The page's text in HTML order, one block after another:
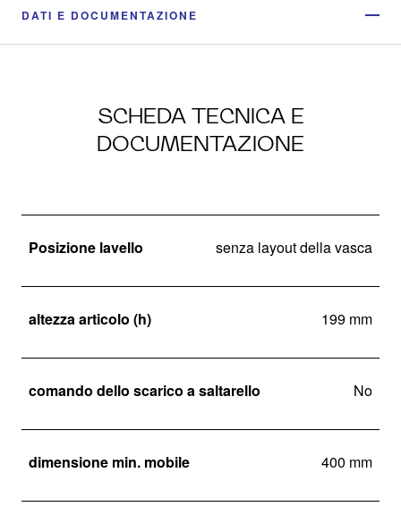
DATI E DOCUMENTAZIONE
SCHEDA TECNICA E
DOCUMENTAZIONE
Posizione lavello senza layout della vasca
altezza articolo (h) 199 mm
comando dello scarico a saltarello No
dimensione min. mobile 400 mm